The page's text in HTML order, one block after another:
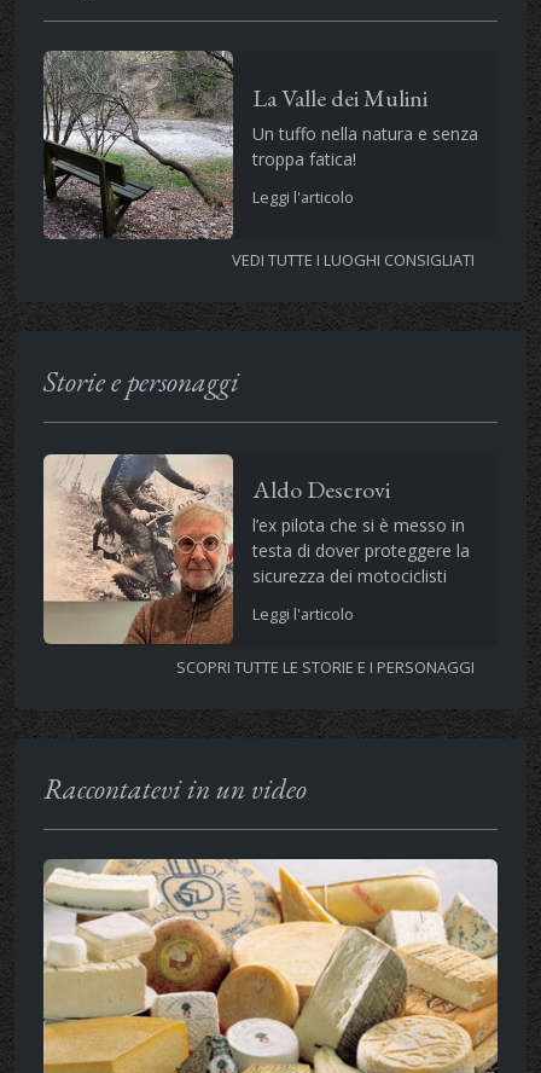
La Valle dei Mulini
Un tuffo nella natura e senza
troppa fatica!
Leggi l'articolo
VEDI TUTTE I LUOGHI CONSIGLIATI
Storie e personaggi
Aldo Descrovi
l’ex pilota che si è messo in
testa di dover proteggere la
sicurezza dei motociclisti
Leggi l'articolo
SCOPRI TUTTE LE STORIE E I PERSONAGGI
Raccontatevi in un video